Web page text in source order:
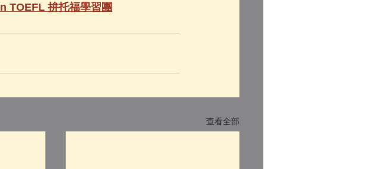
TOEFL 拚托福學習團
查看全部